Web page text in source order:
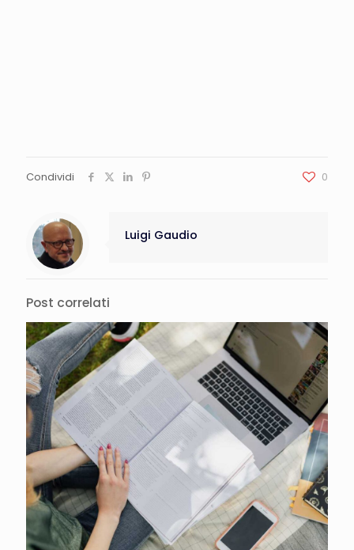
Condividi 0
Luigi Gaudio
Post correlati